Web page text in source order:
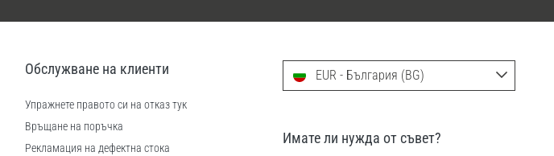
Обслужване на клиенти
Упражнете правото си на отказ тук
Връщане на поръчка
Рекламация на дефектна стока
EUR - България (BG)
Имате ли нужда от съвет?